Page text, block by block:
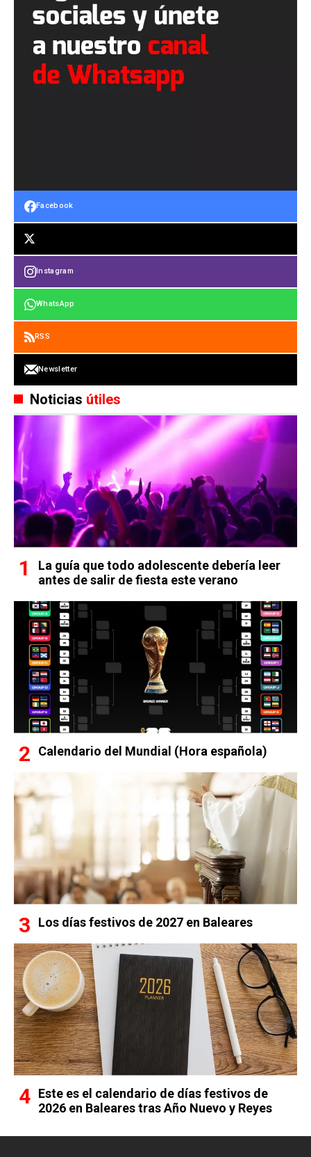
Facebook
Instagram
WhatsApp
RSS
Newsletter
Noticias útiles
La guía que todo adolescente debería leer
antes de salir de fiesta este verano
Calendario del Mundial (Hora española)
Los días festivos de 2027 en Baleares
Este es el calendario de días festivos de
2026 en Baleares tras Año Nuevo y Reyes